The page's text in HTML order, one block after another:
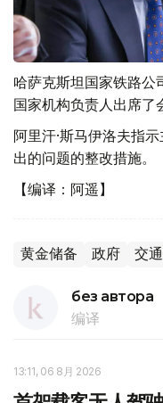
哈萨克斯坦国家铁路公
国家机构负责人出席了
阿里汗·斯马伊洛夫指
出的问题的整改措施。
【编译：阿遥】
黄金储备 政府 交通
без автора
编译
13:11, 06 8月 2026